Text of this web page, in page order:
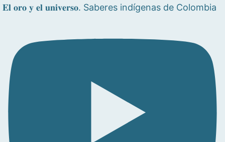
𝐄𝐥 𝐨𝐫𝐨 𝐲 𝐞𝐥 𝐮𝐧𝐢𝐯𝐞𝐫𝐬𝐨. Saberes indígenas de Colombia